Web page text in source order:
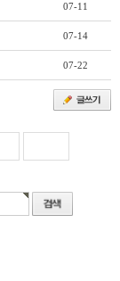
07-11
07-14
07-22